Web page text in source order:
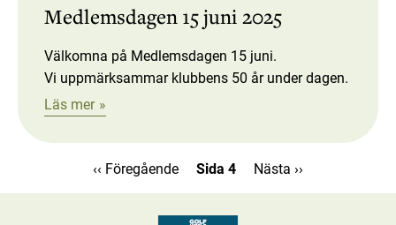
Medlemsdagen 15 juni 2025
Välkomna på Medlemsdagen 15 juni.
Vi uppmärksammar klubbens 50 år under dagen.
Läs mer
Föregående
sida
‹‹ Föregående Sida 4
Nästa
sida
Nästa ››